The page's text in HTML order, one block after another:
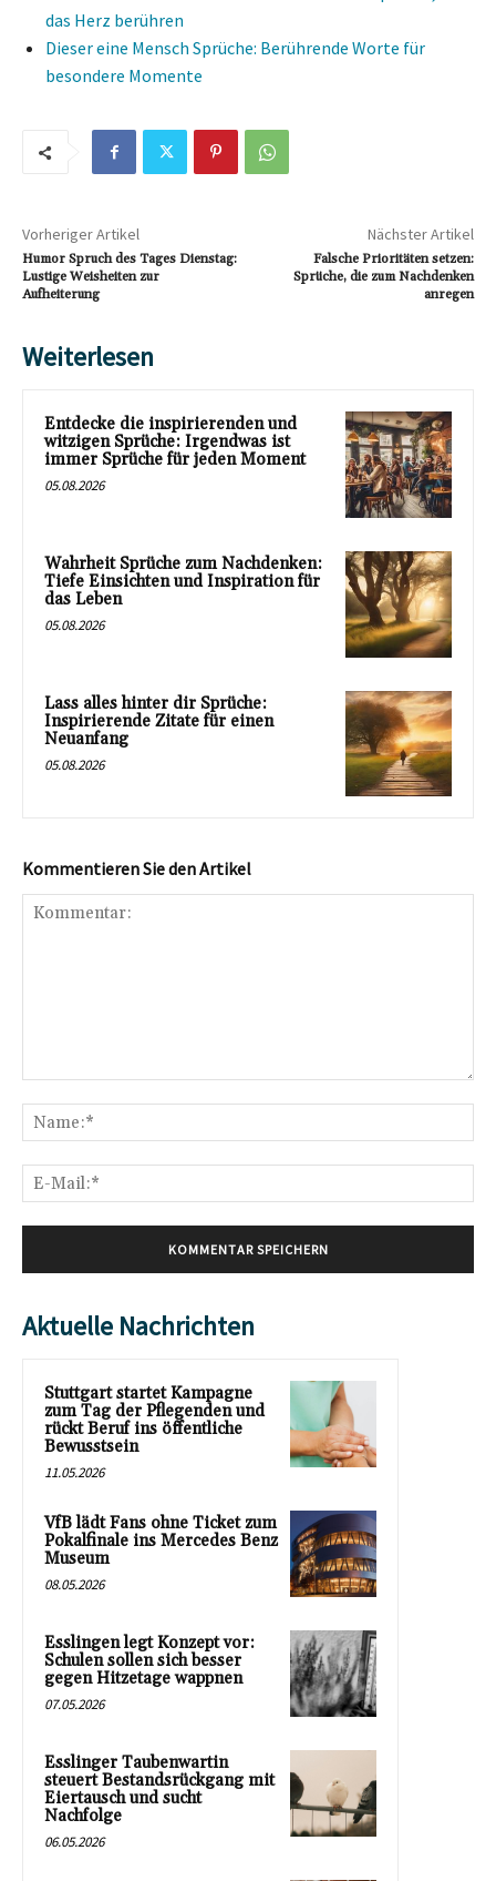
das Herz berühren
Dieser eine Mensch Sprüche: Berührende Worte für
besondere Momente
Vorheriger Artikel
Humor Spruch des Tages Dienstag:
Lustige Weisheiten zur
Aufheiterung
Nächster Artikel
Falsche Prioritäten setzen:
Sprüche, die zum Nachdenken
anregen
Weiterlesen
Entdecke die inspirierenden und
witzigen Sprüche: Irgendwas ist
immer Sprüche für jeden Moment
05.08.2026
Wahrheit Sprüche zum Nachdenken:
Tiefe Einsichten und Inspiration für
das Leben
05.08.2026
Lass alles hinter dir Sprüche:
Inspirierende Zitate für einen
Neuanfang
05.08.2026
Kommentieren Sie den Artikel
Aktuelle Nachrichten
Stuttgart startet Kampagne
zum Tag der Pflegenden und
rückt Beruf ins öffentliche
Bewusstsein
11.05.2026
VfB lädt Fans ohne Ticket zum
Pokalfinale ins Mercedes Benz
Museum
08.05.2026
Esslingen legt Konzept vor:
Schulen sollen sich besser
gegen Hitzetage wappnen
07.05.2026
Esslinger Taubenwartin
steuert Bestandsrückgang mit
Eiertausch und sucht
Nachfolge
06.05.2026